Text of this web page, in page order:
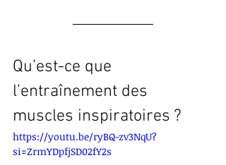
Qu’est-ce que
l’entraînement des
muscles inspiratoires ?
https://youtu.be/ryBQ-zv3NqU?
si=ZrmYDpfjSD02fY2s